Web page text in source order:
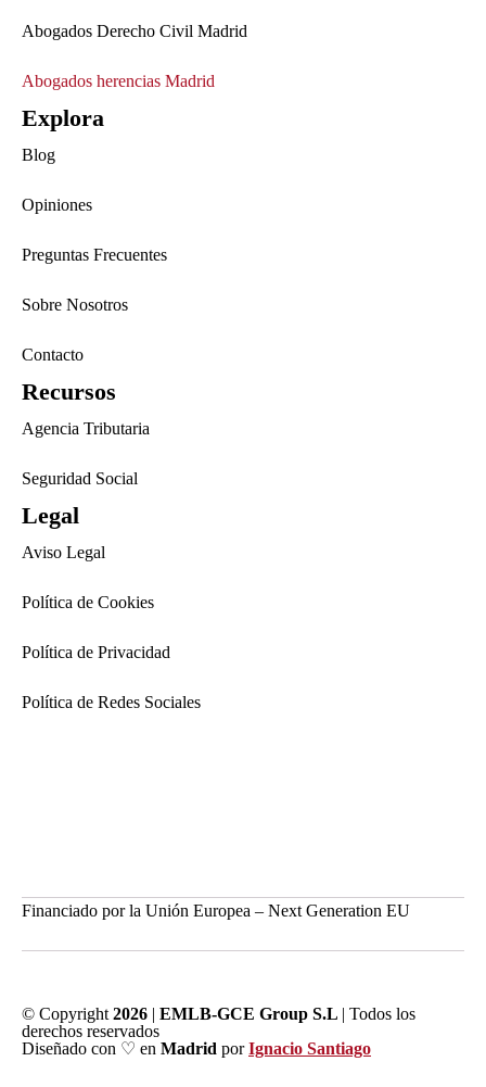
Abogados Derecho Civil Madrid
Abogados herencias Madrid
Explora
Blog
Opiniones
Preguntas Frecuentes
Sobre Nosotros
Contacto
Recursos
Agencia Tributaria
Seguridad Social
Legal
Aviso Legal
Política de Cookies
Política de Privacidad
Política de Redes Sociales
Financiado por la Unión Europea – Next Generation EU
© Copyright 2026 | EMLB-GCE Group S.L | Todos los
derechos reservados
Diseñado con ♡ en Madrid porIgnacio Santiago